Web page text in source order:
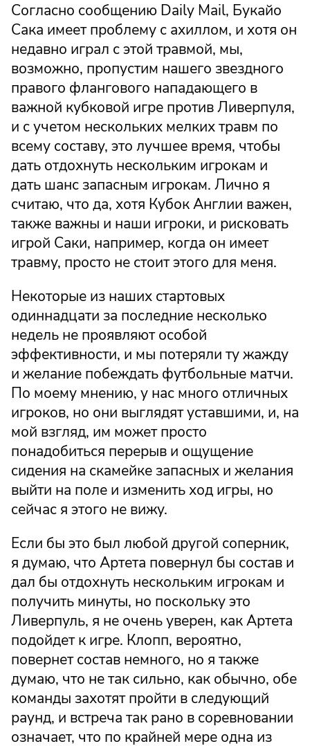
Согласно сообщению Daily Mail, Букайо
Сака имеет проблему с ахиллом, и хотя он
недавно играл с этой травмой, мы,
возможно, пропустим нашего звездного
правого флангового нападающего в
важной кубковой игре против Ливерпуля,
и с учетом нескольких мелких травм по
всему составу, это лучшее время, чтобы
дать отдохнуть нескольким игрокам и
дать шанс запасным игрокам. Лично я
считаю, что да, хотя Кубок Англии важен,
также важны и наши игроки, и рисковать
игрой Саки, например, когда он имеет
травму, просто не стоит этого для меня.
Некоторые из наших стартовых
одиннадцати за последние несколько
недель не проявляют особой
эффективности, и мы потеряли ту жажду
и желание побеждать футбольные матчи.
По моему мнению, у нас много отличных
игроков, но они выглядят уставшими, и, на
мой взгляд, им может просто
понадобиться перерыв и ощущение
сидения на скамейке запасных и желания
выйти на поле и изменить ход игры, но
сейчас я этого не вижу.
Если бы это был любой другой соперник,
я думаю, что Артета повернул бы состав и
дал бы отдохнуть нескольким игрокам и
получить минуты, но поскольку это
Ливерпуль, я не очень уверен, как Артета
подойдет к игре. Клопп, вероятно,
повернет состав немного, но я также
думаю, что не так сильно, как обычно, обе
команды захотят пройти в следующий
раунд, и встреча так рано в соревновании
означает, что по крайней мере одна из